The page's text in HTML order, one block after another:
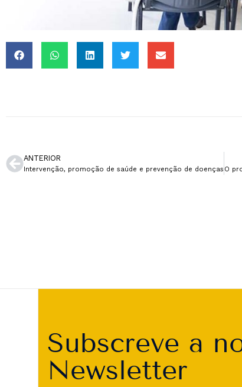
ANTERIOR
Intervenção, promoção de saúde e prevenção de doenças
Subscreve a
Newsletter